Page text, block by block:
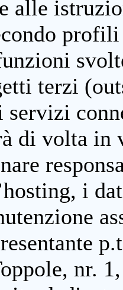
alle
terzi
servizi
di volta in
i
nr.